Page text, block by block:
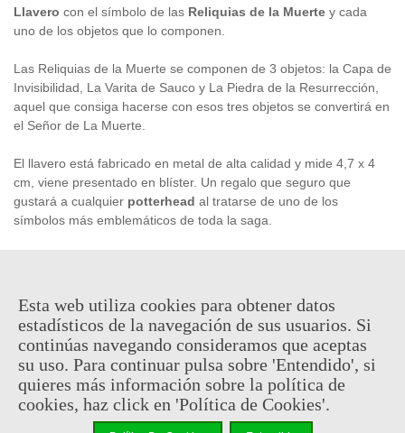
Llavero con el símbolo de las Reliquias de la Muerte y cada
uno de los objetos que lo componen.
Las Reliquias de la Muerte se componen de 3 objetos: la Capa de
Invisibilidad, La Varita de Sauco y La Piedra de la Resurrección,
aquel que consiga hacerse con esos tres objetos se convertirá en
el Señor de La Muerte.
El llavero está fabricado en metal de alta calidad y mide 4,7 x 4
cm, viene presentado en blíster. Un regalo que seguro que
gustará a cualquier potterhead al tratarse de uno de los
símbolos más emblemáticos de toda la saga.
6,95 € (impuestos inc.)
Consultar disponibilidad
-
Esta web utiliza cookies para obtener datos
estadísticos de la navegación de sus usuarios. Si
continúas navegando consideramos que aceptas
su uso. Para continuar pulsa sobre 'Entendido', si
quieres más información sobre la política de
cookies, haz click en 'Política de Cookies'.